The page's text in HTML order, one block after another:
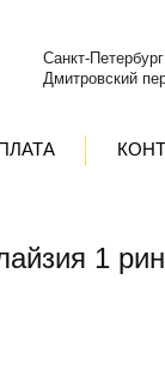
Санкт-Петербург
Дмитровский
1